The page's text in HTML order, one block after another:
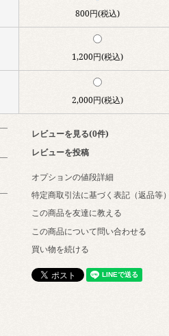
800円(税込)
1,200円(税込)
2,000円(税込)
レビューを見る(0件)
レビューを投稿
オプションの値段詳細
特定商取引法に基づく表記（返品等）
この商品を友達に教える
この商品について問い合わせる
買い物を続ける